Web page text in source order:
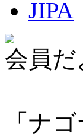
JIPA
会員だ
「ナ